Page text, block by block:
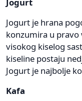
Jogurt je hrana
konzumira u
visokog kiselog
kiseline postaju
Jogurt je najbolje
Kafa